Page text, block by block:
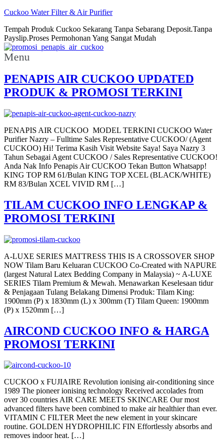
Cuckoo Water Filter & Air Purifier
Tempah Produk Cuckoo Sekarang Tanpa Sebarang Deposit.Tanpa
Payslip.Proses Permohonan Yang Sangat Mudah
Menu
PENAPIS AIR CUCKOO UPDATED
PRODUK & PROMOSI TERKINI
PENAPIS AIR CUCKOO MODEL TERKINI CUCKOO Water
Purifier Nazry – Fulltime Sales Representative CUCKOO/ (Agent
CUCKOO) Hi! Terima Kasih Visit Website Saya! Saya Nazry 3
Tahun Sebagai Agent CUCKOO / Sales Representative CUCKOO!
Anda Nak Info Penapis Air CUCKOO Tekan Button Whatsapp!
KING TOP RM 61/Bulan KING TOP XCEL (BLACK/WHITE)
RM 83/Bulan XCEL VIVID RM […]
TILAM CUCKOO INFO LENGKAP &
PROMOSI TERKINI
A-LUXE SERIES MATTRESS THIS IS A CROSSOVER SHOP
NOW Tilam Baru Keluaran CUCKOO Co-Created with NAPURE
(largest Natural Latex Bedding Company in Malaysia) ~ A-LUXE
SERIES Tilam Premium & Mewah. Menawarkan Keselesaan tidur
& Penjagaan Tulang Belakang Dimensi Produk: Tilam King:
1900mm (P) x 1830mm (L) x 300mm (T) Tilam Queen: 1900mm
(P) x 1520mm […]
AIRCOND CUCKOO INFO & HARGA
PROMOSI TERKINI
CUCKOO x FUJIAIRE Revolution ionising air-conditioning since
1989 The pioneer ionising technology Received accolades from
over 30 countries AIR CARE MEETS SKINCARE Our most
advanced filters have been combined to make air healthier than ever.
VITAMIN C FILTER Meet the new element in your skincare
routine. GOLDEN HYDROPHILIC FIN Effortlessly absorbs and
removes indoor heat. […]